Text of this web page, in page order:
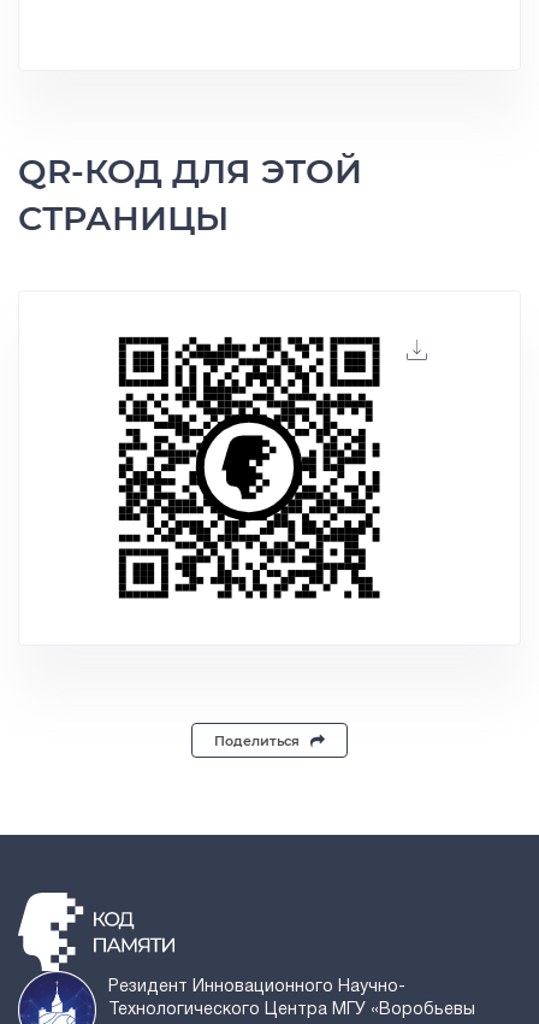
QR-КОД ДЛЯ ЭТОЙ
СТРАНИЦЫ
Поделиться
Резидент Инновационного Научно-
Технологического Центра МГУ «Воробьевы